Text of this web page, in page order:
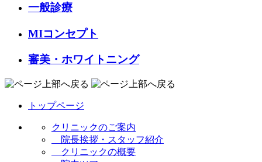
一般診療
MIコンセプト
審美・ホワイトニング
トップページ
クリニックのご案内
院長挨拶・スタッフ紹介
クリニックの概要